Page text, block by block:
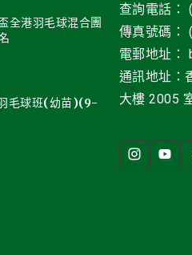
全港羽毛球混合團
毛球班(幼苗)(9-
查詢電話：
傳真號碼：
電郵地址 ：
通訊地址：
大樓 2005